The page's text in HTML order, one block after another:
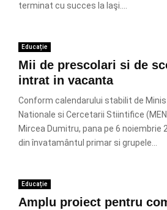
terminat cu succes la Iaşi....
Educație
Mii de prescolari si de
intrat in vacanta
Conform calendarului stabilit de
Nationale si Cercetarii Stiintifice
Mircea Dumitru, pana pe 6 noiembrie
din învatamântul primar si grupele...
Educație
Amplu proiect pentru